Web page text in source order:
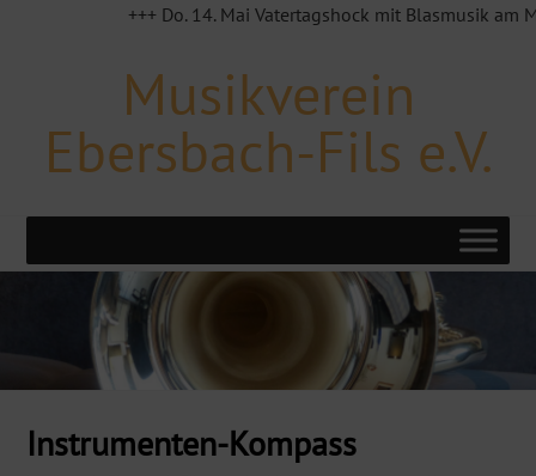
+++ Do. 14. Mai Vatertagshock mit Blasmusik am
Musikverein
Ebersbach-Fils e.V.
Instrumenten-Kompass